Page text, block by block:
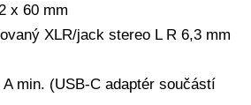
x 60 mm
XLR/jack stereo L R 6,3 mm
min. (USB-C adaptér součástí